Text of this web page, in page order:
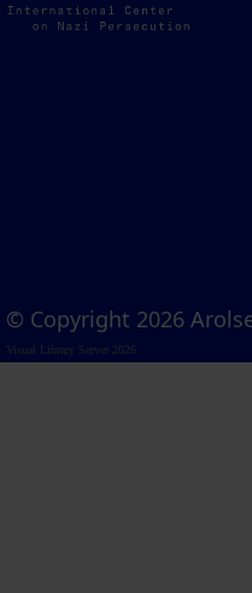
© Copyright 2026
Visual Library Server 2026